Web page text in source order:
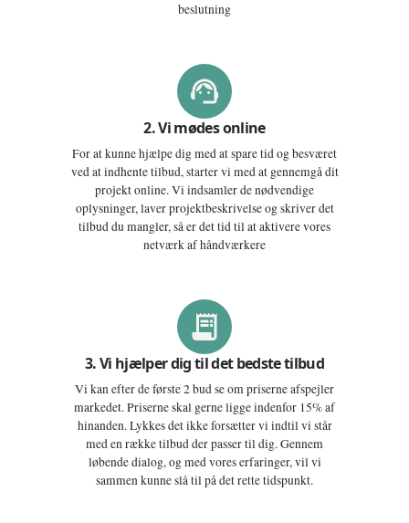
beslutning
2. Vi mødes online
For at kunne hjælpe dig med at spare tid og besværet
ved at indhente tilbud, starter vi med at gennemgå dit
projekt online. Vi indsamler de nødvendige
oplysninger, laver projektbeskrivelse og skriver det
tilbud du mangler, så er det tid til at aktivere vores
netværk af håndværkere
3. Vi hjælper dig til det bedste tilbud
Vi kan efter de første 2 bud se om priserne afspejler
markedet. Priserne skal gerne ligge indenfor 15% af
hinanden. Lykkes det ikke forsætter vi indtil vi står
med en række tilbud der passer til dig. Gennem
løbende dialog, og med vores erfaringer, vil vi
sammen kunne slå til på det rette tidspunkt.